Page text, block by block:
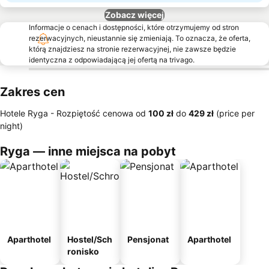
Zobacz więcej
Informacje o cenach i dostępności, które otrzymujemy od stron
rezerwacyjnych, nieustannie się zmieniają. To oznacza, że oferta,
którą znajdziesz na stronie rezerwacyjnej, nie zawsze będzie
identyczna z odpowiadającą jej ofertą na trivago.
Zakres cen
Hotele Ryga - Rozpiętość cenowa od ‎100 zł do ‎429 zł (price per
night)
Ryga — inne miejsca na pobyt
Aparthotel
Hostel/Sch
ronisko
Pensjonat Aparthotel